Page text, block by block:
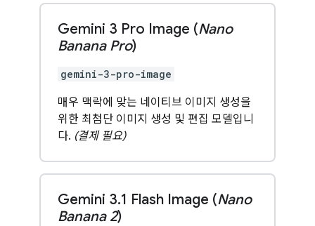
Gemini 3 Pro Image (Nano
Banana Pro)
gemini-3-pro-image
매우 맥락에 맞는 네이티브 이미지 생성을
위한 최첨단 이미지 생성 및 편집 모델입니
다. (결제 필요)
Gemini 3.1 Flash Image (Nano
Banana 2)